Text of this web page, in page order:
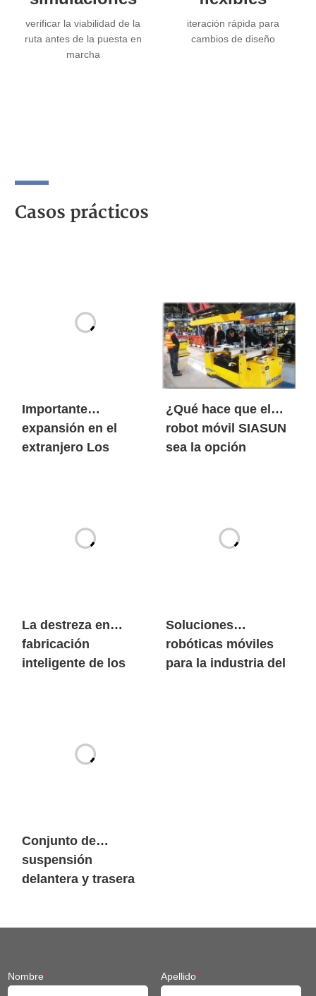
verificar la viabilidad de la
ruta antes de la puesta en
marcha
iteración rápida para
cambios de diseño
Casos prácticos
Importante
expansión en el
extranjero Los
europeo de las
¿Qué hace que el
robot móvil SIASUN
sea la opción
como de las marcas
La destreza en
fabricación
inteligente de los
Soluciones
robóticas móviles
para la industria del
Conjunto de
suspensión
delantera y trasera
Nombre* Apellido*